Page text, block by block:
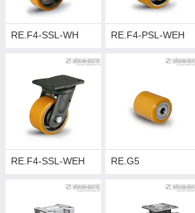
RE.F4-SSL-WH RE.F4-PSL-WEH
RE.F4-SSL-WEH RE.G5